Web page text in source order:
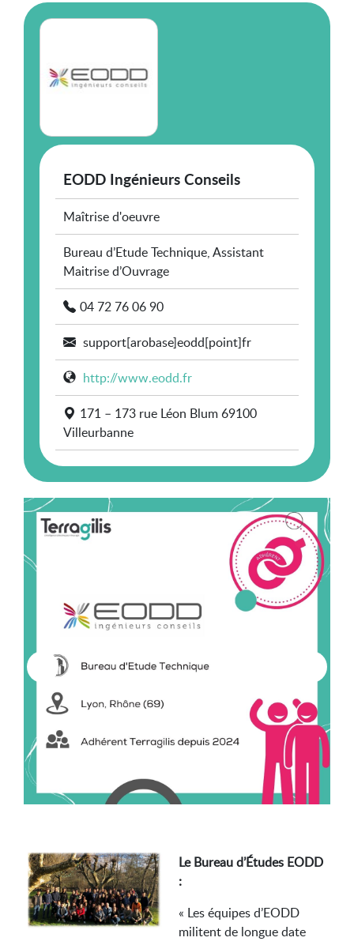
EODD Ingénieurs Conseils
Maîtrise d'oeuvre
Bureau d’Etude Technique, Assistant
Maitrise d’Ouvrage
04 72 76 06 90
support[arobase]eodd[point]fr
http://www.eodd.fr
171 – 173 rue Léon Blum 69100
Villeurbanne
Le Bureau d’Études EODD
:
« Les équipes d’EODD
militent de longue date